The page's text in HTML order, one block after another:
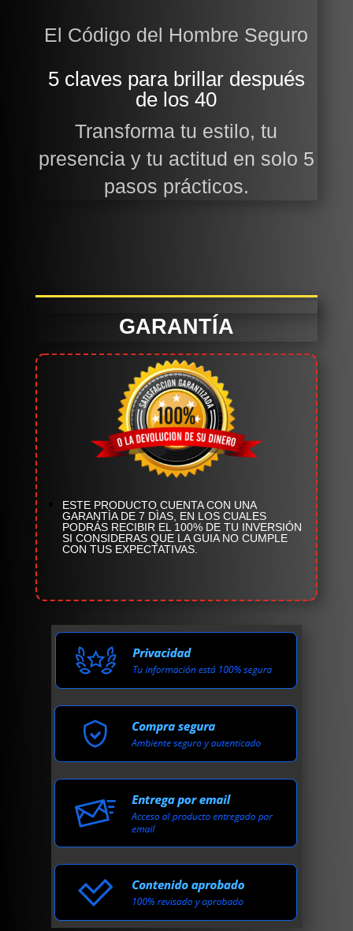
El Código del Hombre Seguro
5 claves para brillar después
de los 40
Transforma tu estilo, tu
presencia y tu actitud en solo 5
pasos prácticos.
GARANTÍA
ESTE PRODUCTO CUENTA CON UNA
GARANTÌA DE 7 DÌAS, EN LOS CUALES
PODRÁS RECIBIR EL 100% DE TU INVERSIÓN
SI CONSIDERAS QUE LA GUIA NO CUMPLE
CON TUS EXPECTATIVAS.